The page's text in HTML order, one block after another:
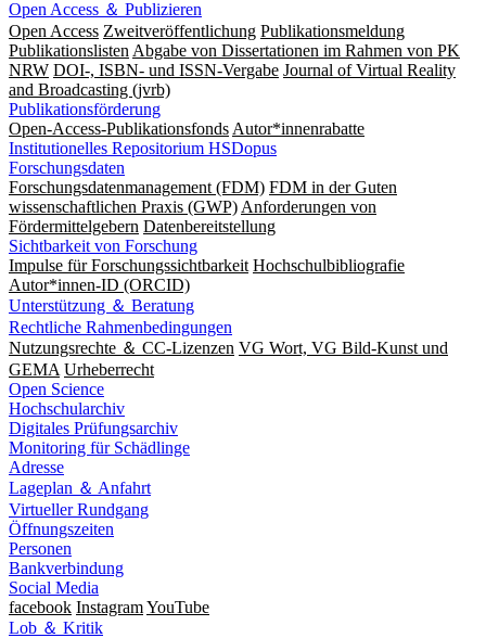
Open Access ＆ Publizieren
Open Access Zweitveröffentlichung Publikationsmeldung
Publikationslisten Abgabe von Dissertationen im Rahmen von PK
NRW DOI-, ISBN- und ISSN-Vergabe Journal of Virtual Reality
and Broadcasting (jvrb)
Publikationsförderung
Open-Access-Publikationsfonds Autor*innenrabatte
Institutionelles Repositorium HSDopus
Forschungsdaten
Forschungsdatenmanagement (FDM) FDM in der Guten
wissenschaftlichen Praxis (GWP) Anforderungen von
Fördermittelgebern Datenbereitstellung
Sichtbarkeit von Forschung
Impulse für Forschungssichtbarkeit Hochschulbibliografie
Autor*innen-ID (ORCID)
Unterstützung ＆ Beratung
Rechtliche Rahmenbedingungen
Nutzungsrechte ＆ CC-Lizenzen VG Wort, VG Bild-Kunst und
GEMA Urheberrecht
Open Science
Hochschularchiv
Digitales Prüfungsarchiv
Monitoring für Schädlinge
Adresse
Lageplan ＆ Anfahrt
Virtueller Rundgang
Öffnungszeiten
Personen
Bankverbindung
Social Media
facebook InstagramYouTube
Lob ＆ Kritik